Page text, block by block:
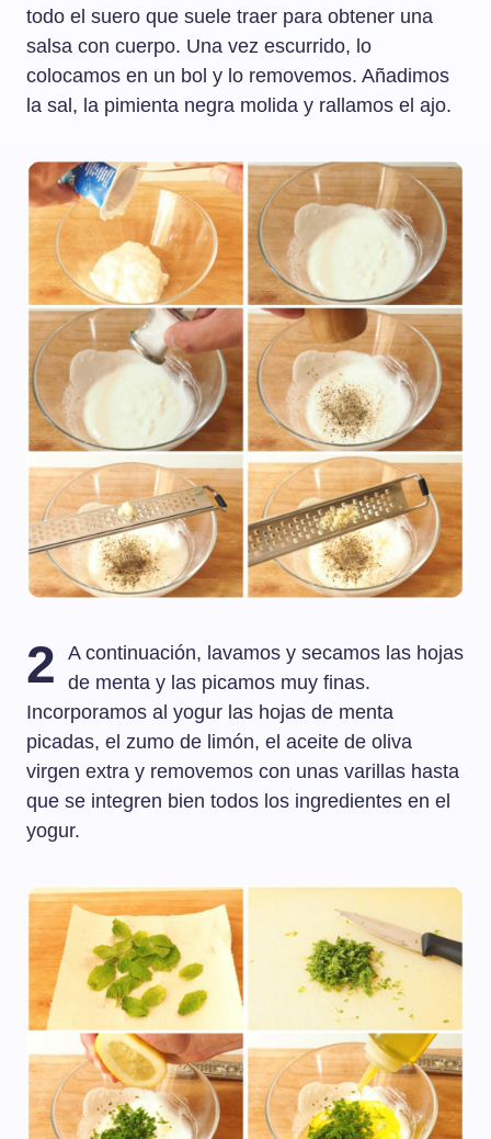
todo el suero que suele traer para obtener una
salsa con cuerpo. Una vez escurrido, lo
colocamos en un bol y lo removemos. Añadimos
la sal, la pimienta negra molida y rallamos el ajo.
2
A continuación, lavamos y secamos las hojas
de menta y las picamos muy finas.
Incorporamos al yogur las hojas de menta
picadas, el zumo de limón, el aceite de oliva
virgen extra y removemos con unas varillas hasta
que se integren bien todos los ingredientes en el
yogur.